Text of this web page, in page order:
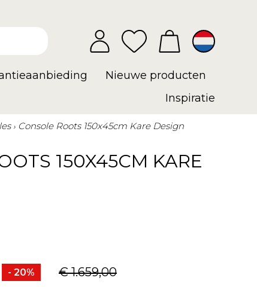
Nieuwe producten
Inspiratie
Console Roots 150x45cm Kare Design
150X45CM KARE
- 20% € 1.659,00